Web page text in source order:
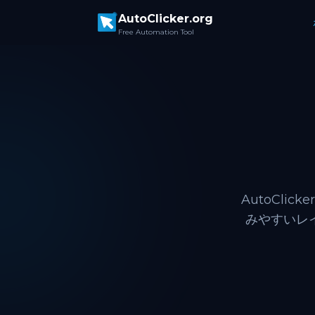
AutoClicker.org
Free Automation Tool
みやすい